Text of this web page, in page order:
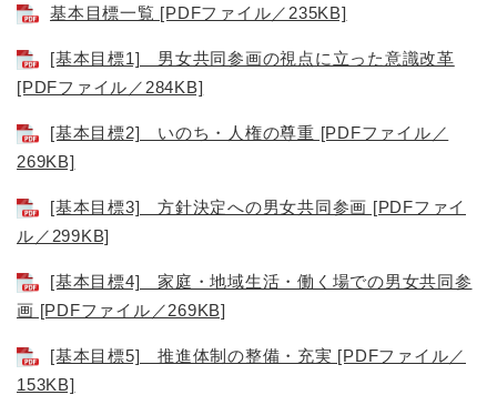
基本目標一覧 [PDFファイル／235KB]
[基本目標1] 男女共同参画の視点に立った意識改革
[PDFファイル／284KB]
[基本目標2] いのち・人権の尊重 [PDFファイル／
269KB]
[基本目標3] 方針決定への男女共同参画 [PDFファイ
ル／299KB]
[基本目標4] 家庭・地域生活・働く場での男女共同参
画 [PDFファイル／269KB]
[基本目標5] 推進体制の整備・充実 [PDFファイル／
153KB]